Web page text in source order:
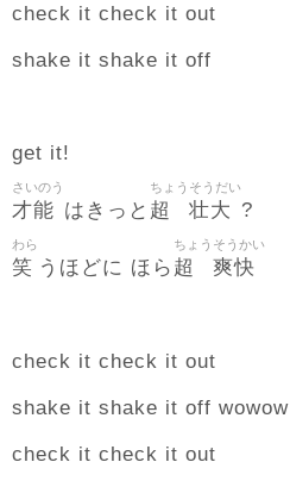
check it check it out
shake it shake it off
get it!
才能
さいのう
はきっと 超
ちょう
壮大
そうだい
?
笑
わら
うほどに ほら 超
ちょう
爽快
そうかい
check it check it out
shake it shake it off wowow
check it check it out